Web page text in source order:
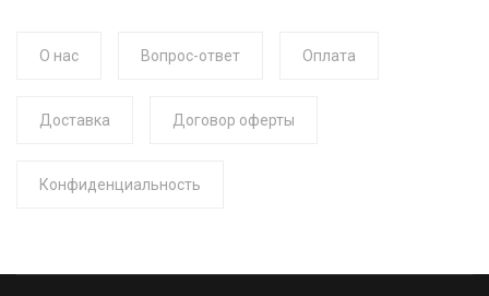
О нас Вопрос-ответ Оплата
Доставка Договор оферты
Конфиденциальность